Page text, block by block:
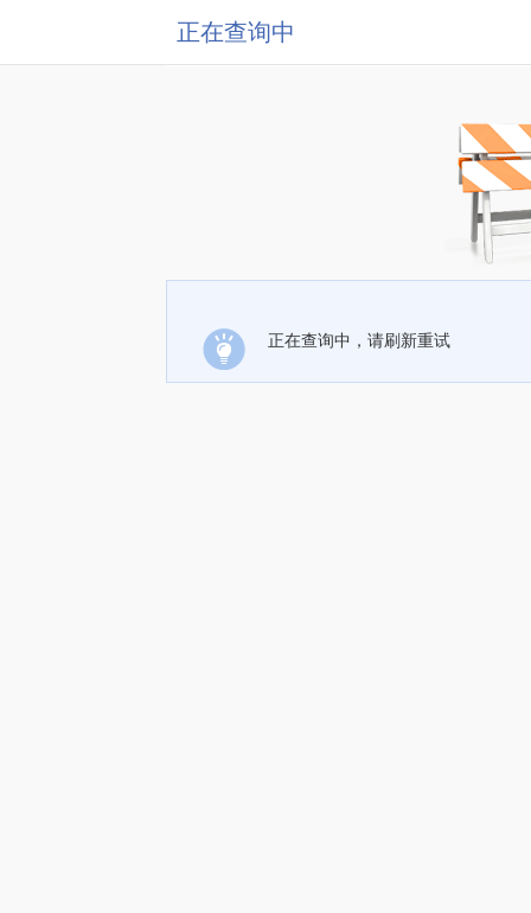
正在查询中
正在查询中，请刷新重试